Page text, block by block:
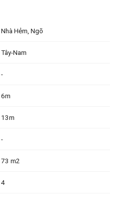
Nhà Hẻm, Ngõ
Tây-Nam
-
6m
13m
-
73 m2
4